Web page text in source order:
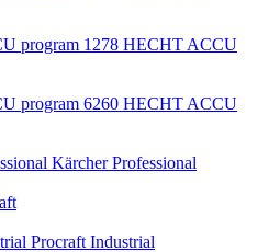
HECHT ACCU
HECHT ACCU
Kärcher Professional
Procraft Industrial